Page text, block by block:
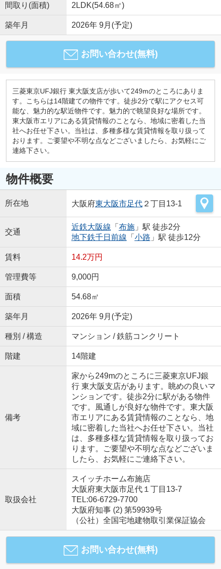
間取り(面積) 2LDK(54.68㎡)
築年月 2026年 9月(予定)
お問い合わせ(無料)
三菱東京UFJ銀行 東大阪支店が歩いて249mのところにありま
す。こちらは14階建ての物件です。徒歩2分で駅にアクセス可
能な、魅力的な駅近物件です。魅力的で眺望良好な場所です。
東大阪市エリアにある賃貸情報のことなら、地域に密着した当
社へお任せ下さい。当社は、多種多様な賃貸情報を取り扱って
おります。ご要望や不明な点などございましたら、お気軽にご
連絡下さい。
物件概要
所在地 大阪府東大阪市足代２丁目13-1
交通
近鉄大阪線 「 布施」駅 徒歩2分
地下鉄千日前線 「 小路 」駅 徒歩12分
賃料 14.2万円
管理費等 9,000円
面積 54.68㎡
築年月 2026年 9月(予定)
種別 / 構造 マンション / 鉄筋コンクリート
階建 14階建
備考
家から249mのところに三菱東京UFJ銀
行 東大阪支店があります。眺めの良いマ
ンションです。徒歩2分に駅がある物件
です。風通しが良好な物件です。東大阪
市エリアにある賃貸情報のことなら、地
域に密着した当社へお任せ下さい。当社
は、多種多様な賃貸情報を取り扱ってお
ります。ご要望や不明な点などございま
したら、お気軽にご連絡下さい。
取扱会社
スイッチホーム布施店
大阪府東大阪市足代１丁目13-7
TEL:06-6729-7700
大阪府知事 (2) 第59939号
（公社）全国宅地建物取引業保証協会
お問い合わせ(無料)